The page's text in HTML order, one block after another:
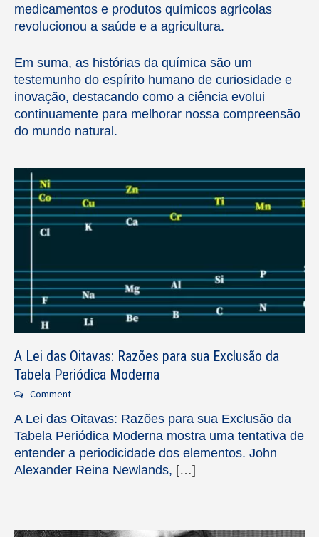
medicamentos e produtos químicos agrícolas
revolucionou a saúde e a agricultura.
Em suma, as histórias da química são um
testemunho do espírito humano de curiosidade e
inovação, destacando como a ciência evolui
continuamente para melhorar nossa compreensão
do mundo natural.
A Lei das Oitavas: Razões para sua Exclusão da
Tabela Periódica Moderna
Comment
A Lei das Oitavas: Razões para sua Exclusão da
Tabela Periódica Moderna mostra uma tentativa de
entender a periodicidade dos elementos. John
Alexander Reina Newlands, […]